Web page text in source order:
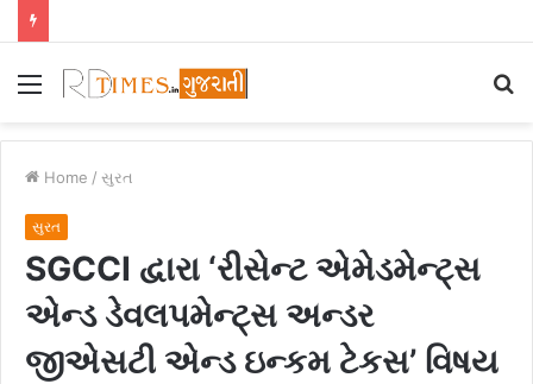
Menu
Home / સુરત
સુરત
SGCCI દ્વારા ‘રીસેન્ટ એમેડમેન્ટ્‌સ
એન્ડ ડેવલપમેન્ટ્‌સ અન્ડર
જીએસટી એન્ડ ઇન્કમ ટેકસ’ વિષય